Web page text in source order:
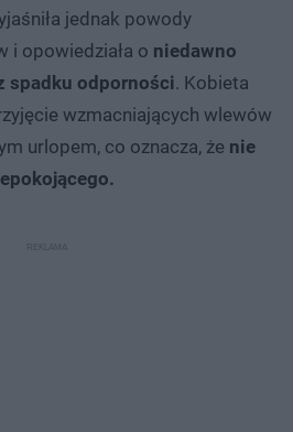
jednak powody
i opowiedziała o niedawno
spadku odporności. Kobieta
wzmacniających wlewów
urlopem, co oznacza, że nie